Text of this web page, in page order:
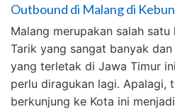
Outbound di Malang di
Malang merupakan salah
Tarik yang sangat banyak
yang terletak di Jawa Timur
perlu diragukan lagi. Apalagi,
berkunjung ke Kota ini